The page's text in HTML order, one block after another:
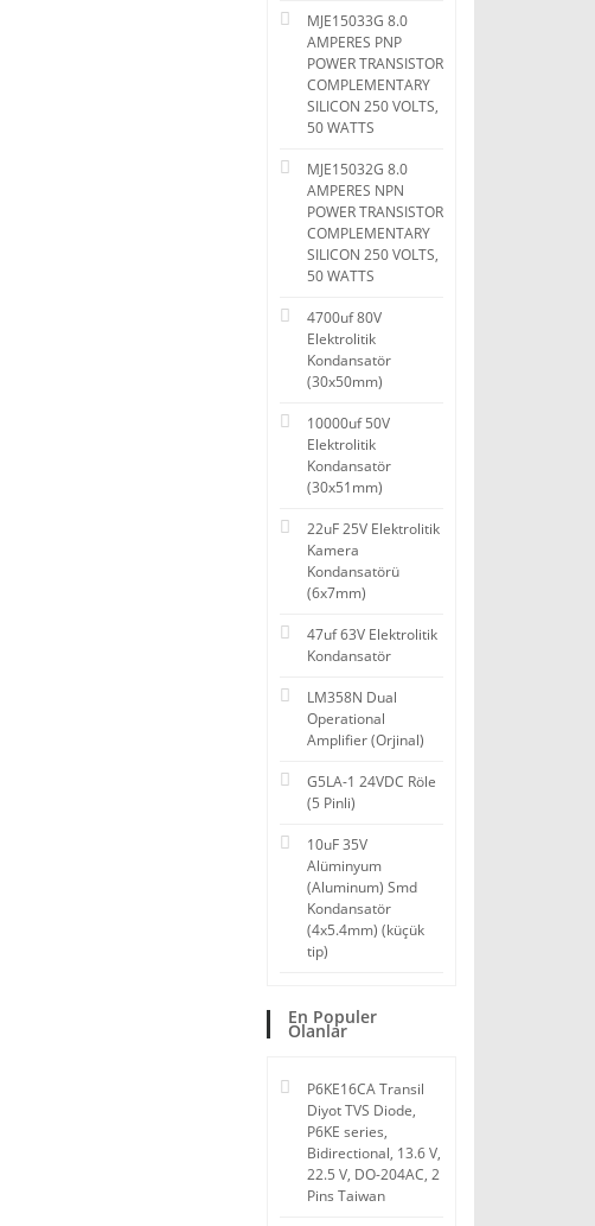
MJE15033G 8.0
AMPERES PNP
POWER TRANSISTOR
COMPLEMENTARY
SILICON 250 VOLTS,
50 WATTS
MJE15032G 8.0
AMPERES NPN
POWER TRANSISTOR
COMPLEMENTARY
SILICON 250 VOLTS,
50 WATTS
4700uf 80V
Elektrolitik
Kondansatör
(30x50mm)
10000uf 50V
Elektrolitik
Kondansatör
(30x51mm)
22uF 25V Elektrolitik
Kamera
Kondansatörü
(6x7mm)
47uf 63V Elektrolitik
Kondansatör
LM358N Dual
Operational
Amplifier (Orjinal)
G5LA-1 24VDC Röle
(5 Pinli)
10uF 35V
Alüminyum
(Aluminum) Smd
Kondansatör
(4x5.4mm) (küçük
tip)
En Populer
Olanlar
P6KE16CA Transil
Diyot TVS Diode,
P6KE series,
Bidirectional, 13.6 V,
22.5 V, DO-204AC, 2
Pins Taiwan